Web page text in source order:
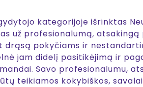
kategorijoje išrinktas
už profesionalumą,
pokyčiams ir
jam didelį pasitikėjimą ir
Savo profesionalumu,
teikiamos kokybiškos,